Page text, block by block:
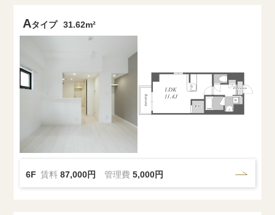
Aタイプ 31.62m²
6F 賃料87,000円 管理費5,000円